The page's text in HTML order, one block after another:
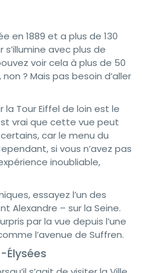
en 1889 et a plus de 130
s’illumine avec plus de
voir cela à plus de 50
? Mais pas besoin d’aller
la Tour Eiffel de loin est le
vrai que cette vue peut
car le menu du
si vous n’avez pas
inoubliable,
essayez l’un des
Alexandre – sur la Seine.
par la vue depuis l’une
l’avenue de Suffren.
Élysées